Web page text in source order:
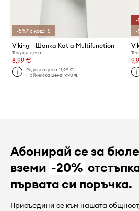
-5%* с код: FS
Viking - Шапка Katia Multifunction
Текуща цена:
8,99 €
Редовна цена:11,99 €
Най-ниска цена:9,90 €
-
-
Абонирай се за
вземи -20%
първата си поръчка.
Присъедини се към нашата